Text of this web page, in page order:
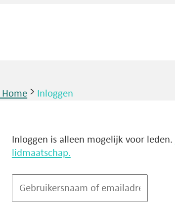
Home Inloggen
Inloggen is alleen mogelijk voor leden.
lidmaatschap.